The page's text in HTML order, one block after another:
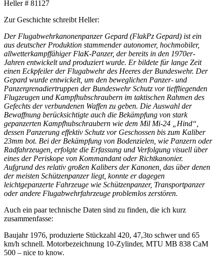
Zur Geschichte schreibt Heller:
Der Flugabwehrkanonenpanzer Gepard (FlakPz Gepard) ist ein
aus deutscher Produktion stammender autonomer, hochmobiler,
allwetterkampffähiger FlaK-Panzer, der bereits in den 1970er-
Jahren entwickelt und produziert wurde. Er bildete für lange Zeit
einen Eckpfeiler der Flugabwehr des Heeres der Bundeswehr. Der
Gepard wurde entwickelt, um den beweglichen Panzer- und
Panzergrenadiertruppen der Bundeswehr Schutz vor tieffliegenden
Flugzeugen und Kampfhubschraubern im taktischen Rahmen des
Gefechts der verbundenen Waffen zu geben. Die Auswahl der
Bewaffnung berücksichtigte auch die Bekämpfung von stark
gepanzerten Kampfhubschraubern wie dem Mil Mi-24 „Hind“,
dessen Panzerung effektiv Schutz vor Geschossen bis zum Kaliber
23mm bot. Bei der Bekämpfung von Bodenzielen, wie Panzern oder
Radfahrzeugen, erfolgte die Erfassung und Verfolgung visuell über
eines der Periskope von Kommandant oder Richtkanonier.
Aufgrund des relativ großen Kalibers der Kanonen, das über denen
der meisten Schützenpanzer liegt, konnte er dagegen
leichtgepanzerte Fahrzeuge wie Schützenpanzer, Transportpanzer
oder andere Flugabwehrfahrzeuge problemlos zerstören.
Auch ein paar technische Daten sind zu finden, die ich kurz
zusammenfasse:
Baujahr 1976, produzierte Stückzahl 420, 47,3to schwer und 65
km/h schnell. Motorbezeichnung 10-Zylinder, MTU MB 838 CaM
500 – nice to know.